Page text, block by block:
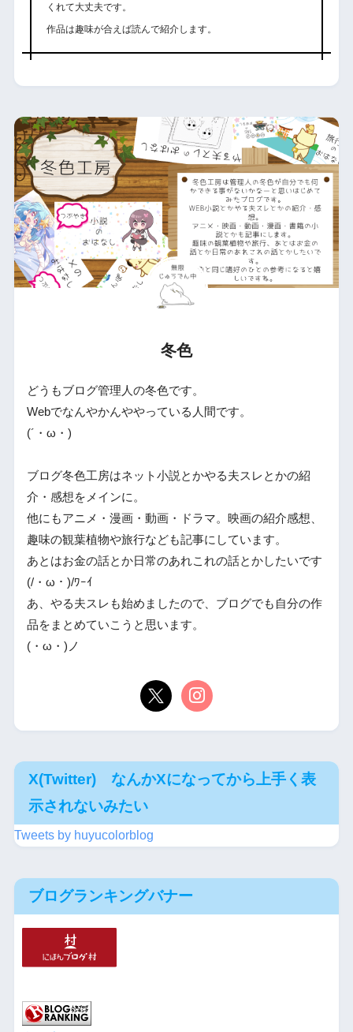
くれて大丈夫です。
作品は趣味が合えば読んで紹介します。
冬色
どうもブログ管理人の冬色です。
Webでなんやかんややっている人間です。
(´・ω・)
ブログ冬色工房はネット小説とかやる夫スレとかの紹
介・感想をメインに。
他にもアニメ・漫画・動画・ドラマ。映画の紹介感想、
趣味の観葉植物や旅行なども記事にしています。
あとはお金の話とか日常のあれこれの話とかしたいです
(/・ω・)/ﾜｰｲ
あ、やる夫スレも始めましたので、ブログでも自分の作
品をまとめていこうと思います。
(・ω・)ノ
X(Twitter) なんかXになってから上手く表
示されないみたい
Tweets by huyucolorblog
ブログランキングバナー